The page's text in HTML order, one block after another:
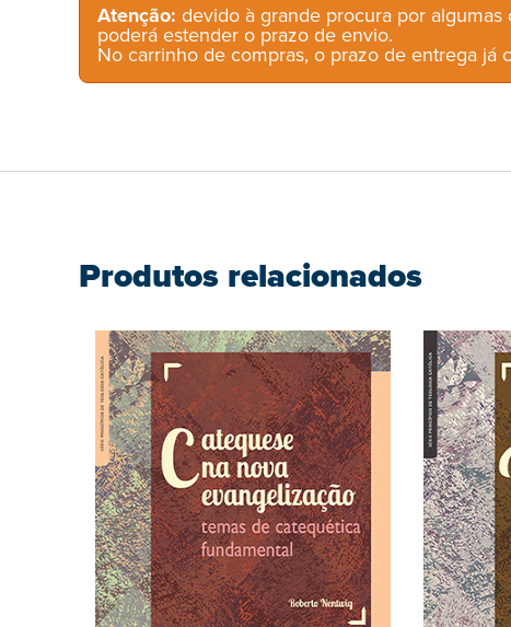
Atenção: devido à grande procura por
poderá estender o prazo de envio.
No carrinho de compras, o prazo de entrega já
Produtos relacionados